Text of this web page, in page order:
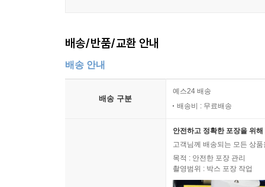
배송/반품/교환 안내
배송 안내
배송 구분
예스24 배송
배송비 : 무료배송
안전하고 정확한 포장을 위
고객님께 배송되는 모든 상
목적 : 안전한 포장 관리
촬영범위 : 박스 포장 작업